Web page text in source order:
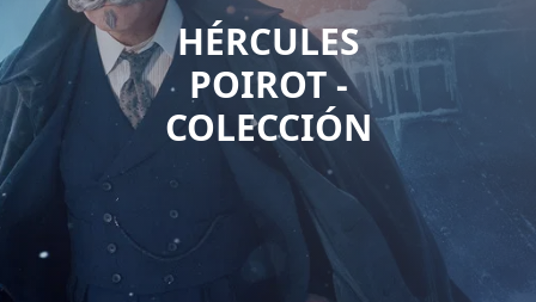
HÉRCULES
POIROT -
COLECCIÓN